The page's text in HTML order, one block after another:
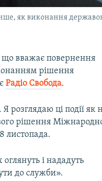
як виконання
вважає повернення
рішення
Радіо Свобода.
розглядаю ці події як
рішення
листопада.
оглянуть і нададуть
до служби».